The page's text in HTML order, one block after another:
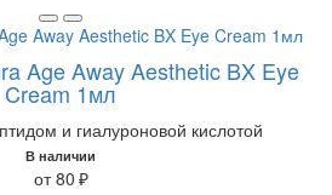
Age Away Aesthetic BX Eye
Cream 1мл
и гиалуроновой кислотой
В наличии
от 80 ₽